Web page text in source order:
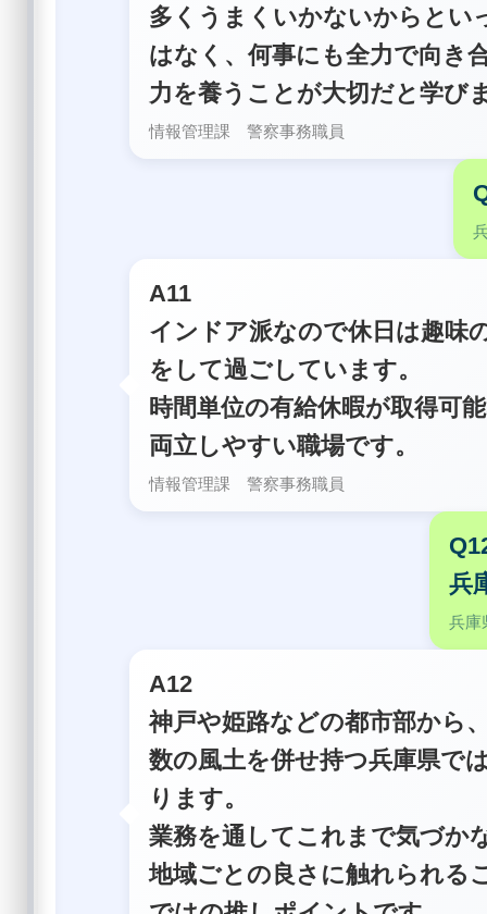
多くうまくいかないからとい
はなく、何事にも全力で向き
力を養うことが大切だと学び
情報管理課 警察事務職員
A11
インドア派なので休日は趣味
をして過ごしています。
時間単位の有給休暇が取得可
両立しやすい職場です。
情報管理課 警察事務職員
兵
兵
A12
神戸や姫路などの都市部から
数の風土を併せ持つ兵庫県で
ります。
業務を通してこれまで気づか
地域ごとの良さに触れられる